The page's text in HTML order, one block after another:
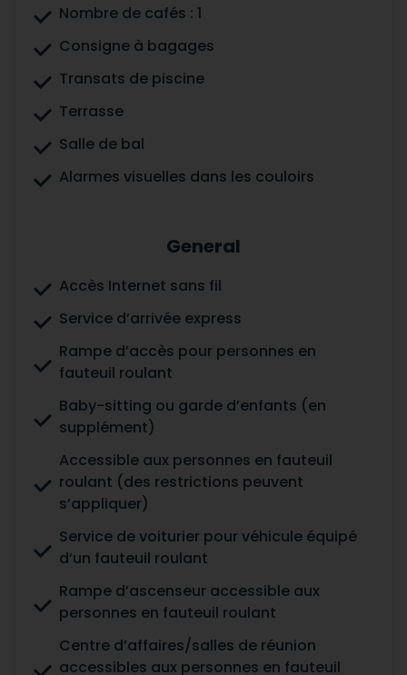
Nombre de cafés : 1
Consigne à bagages
Transats de piscine
Terrasse
Salle de bal
Alarmes visuelles dans les couloirs
General
Accès Internet sans fil
Service d’arrivée express
Rampe d’accès pour personnes en
fauteuil roulant
Baby-sitting ou garde d’enfants (en
supplément)
Accessible aux personnes en fauteuil
roulant (des restrictions peuvent
s’appliquer)
Service de voiturier pour véhicule équipé
d’un fauteuil roulant
Rampe d’ascenseur accessible aux
personnes en fauteuil roulant
Centre d’affaires/salles de réunion
accessibles aux personnes en fauteuil